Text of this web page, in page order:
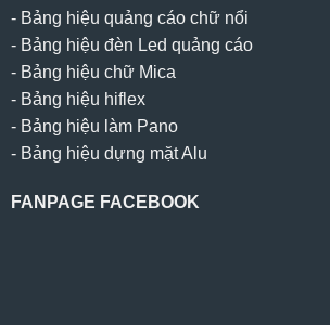
- Bảng hiệu quảng cáo chữ nổi
- Bảng hiệu đèn Led quảng cáo
- Bảng hiệu chữ Mica
- Bảng hiệu hiflex
- Bảng hiệu làm Pano
- Bảng hiệu dựng mặt Alu
FANPAGE FACEBOOK